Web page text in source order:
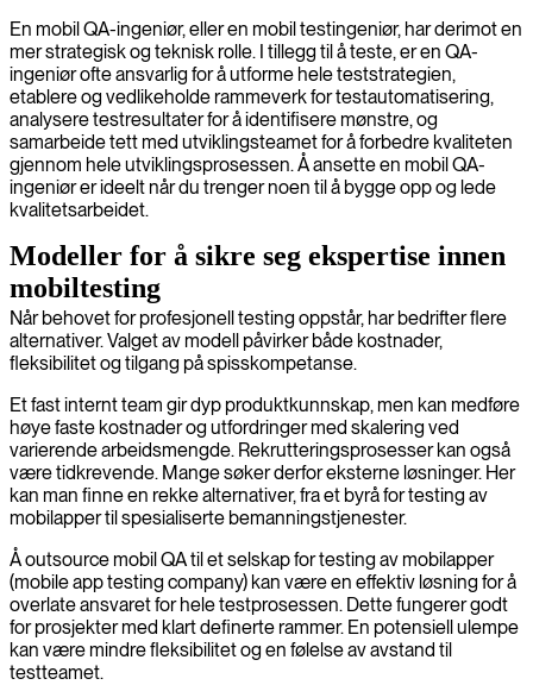
En mobil QA-ingeniør, eller en mobil testingeniør, har derimot en
mer strategisk og teknisk rolle. I tillegg til å teste, er en QA-
ingeniør ofte ansvarlig for å utforme hele teststrategien,
etablere og vedlikeholde rammeverk for testautomatisering,
analysere testresultater for å identifisere mønstre, og
samarbeide tett med utviklingsteamet for å forbedre kvaliteten
gjennom hele utviklingsprosessen. Å ansette en mobil QA-
ingeniør er ideelt når du trenger noen til å bygge opp og lede
kvalitetsarbeidet.
Modeller for å sikre seg ekspertise innen
mobiltesting
Når behovet for profesjonell testing oppstår, har bedrifter flere
alternativer. Valget av modell påvirker både kostnader,
fleksibilitet og tilgang på spisskompetanse.
Et fast internt team gir dyp produktkunnskap, men kan medføre
høye faste kostnader og utfordringer med skalering ved
varierende arbeidsmengde. Rekrutteringsprosesser kan også
være tidkrevende. Mange søker derfor eksterne løsninger. Her
kan man finne en rekke alternativer, fra et byrå for testing av
mobilapper til spesialiserte bemanningstjenester.
Å outsource mobil QA til et selskap for testing av mobilapper
(mobile app testing company) kan være en effektiv løsning for å
overlate ansvaret for hele testprosessen. Dette fungerer godt
for prosjekter med klart definerte rammer. En potensiell ulempe
kan være mindre fleksibilitet og en følelse av avstand til
testteamet.